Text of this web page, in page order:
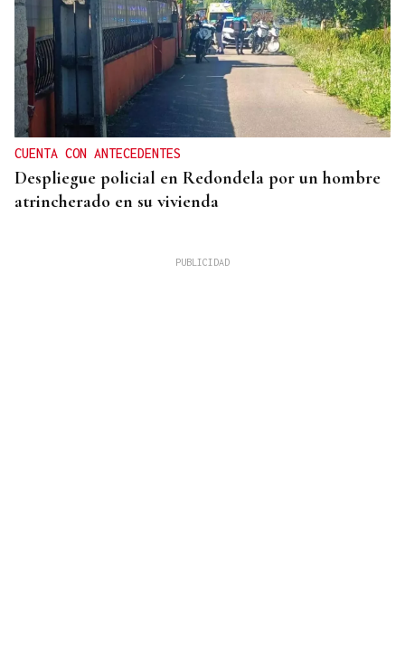
CUENTA CON ANTECEDENTES
Despliegue policial en Redondela por un hombre
atrincherado en su vivienda